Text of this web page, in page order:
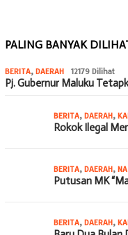
PALING BANYAK
BERITA, DAERAH 12179 Dilihat
Pj. Gubernur Maluku
BERITA, DAERAH,
Rokok Ilegal
BERITA, DAERAH,
Putusan MK
BERITA, DAERAH,